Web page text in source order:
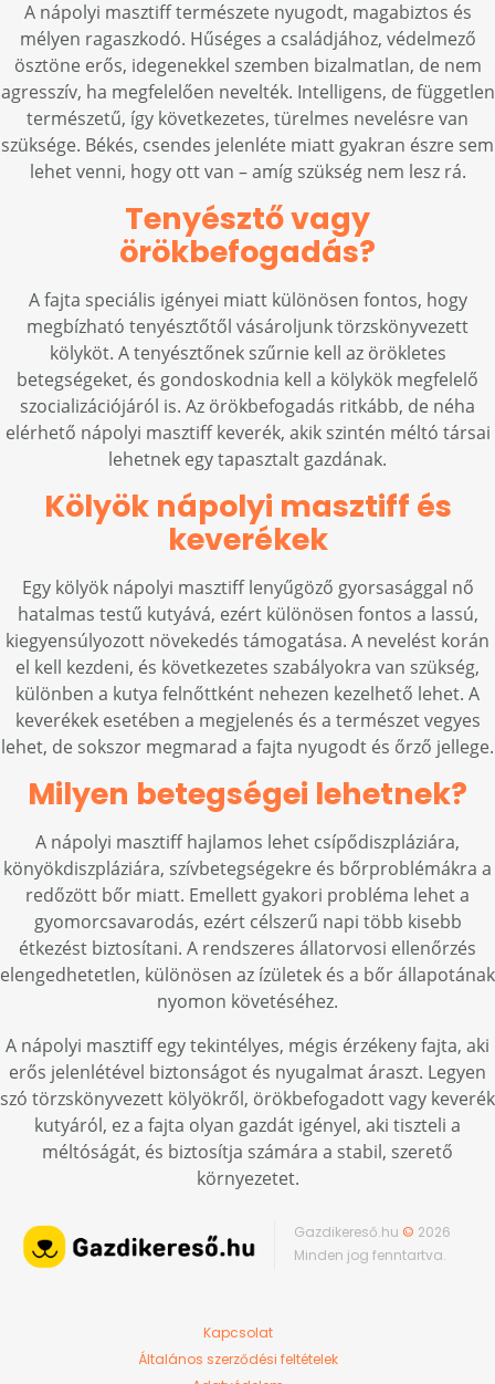
A nápolyi masztiff természete nyugodt, magabiztos és
mélyen ragaszkodó. Hűséges a családjához, védelmező
ösztöne erős, idegenekkel szemben bizalmatlan, de nem
agresszív, ha megfelelően nevelték. Intelligens, de független
természetű, így következetes, türelmes nevelésre van
szüksége. Békés, csendes jelenléte miatt gyakran észre sem
lehet venni, hogy ott van – amíg szükség nem lesz rá.
Tenyésztő vagy
örökbefogadás?
A fajta speciális igényei miatt különösen fontos, hogy
megbízható tenyésztőtől vásároljunk törzskönyvezett
kölyköt. A tenyésztőnek szűrnie kell az örökletes
betegségeket, és gondoskodnia kell a kölykök megfelelő
szocializációjáról is. Az örökbefogadás ritkább, de néha
elérhető nápolyi masztiff keverék, akik szintén méltó társai
lehetnek egy tapasztalt gazdának.
Kölyök nápolyi masztiff és
keverékek
Egy kölyök nápolyi masztiff lenyűgöző gyorsasággal nő
hatalmas testű kutyává, ezért különösen fontos a lassú,
kiegyensúlyozott növekedés támogatása. A nevelést korán
el kell kezdeni, és következetes szabályokra van szükség,
különben a kutya felnőttként nehezen kezelhető lehet. A
keverékek esetében a megjelenés és a természet vegyes
lehet, de sokszor megmarad a fajta nyugodt és őrző jellege.
Milyen betegségei lehetnek?
A nápolyi masztiff hajlamos lehet csípődiszpláziára,
könyökdiszpláziára, szívbetegségekre és bőrproblémákra a
redőzött bőr miatt. Emellett gyakori probléma lehet a
gyomorcsavarodás, ezért célszerű napi több kisebb
étkezést biztosítani. A rendszeres állatorvosi ellenőrzés
elengedhetetlen, különösen az ízületek és a bőr állapotának
nyomon követéséhez.
A nápolyi masztiff egy tekintélyes, mégis érzékeny fajta, aki
erős jelenlétével biztonságot és nyugalmat áraszt. Legyen
szó törzskönyvezett kölyökről, örökbefogadott vagy keverék
kutyáról, ez a fajta olyan gazdát igényel, aki tiszteli a
méltóságát, és biztosítja számára a stabil, szerető
környezetet.
Gazdikereső.hu © 2026
Minden jog fenntartva.
Kapcsolat
Általános szerződési feltételek